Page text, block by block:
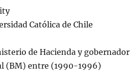
Católica de Chile
de Hacienda y gobernador
(BM) entre (1990-1996)